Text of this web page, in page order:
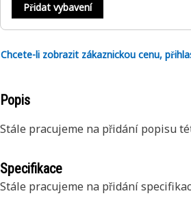
Přidat vybavení
Chcete-li zobrazit zákaznickou cenu,
Popis
Stále pracujeme na přidání popisu
Specifikace
Stále pracujeme na přidání